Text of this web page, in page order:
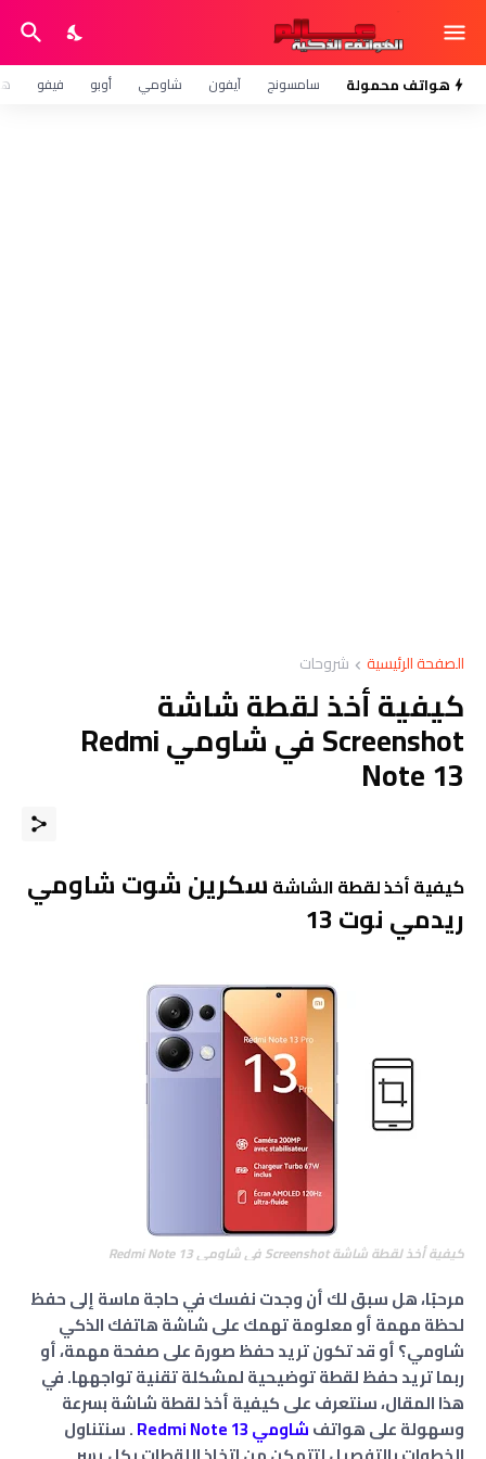
هواتف محمولة سامسونج آيفون شاومي أوبو فيفو
الصفحة الرئيسية شروحات
كيفية أخذ لقطة شاشة
Screenshot في شاومي Redmi
Note 13
كيفية أخذ لقطة الشاشة سكرين شوت شاومي
ريدمي نوت 13
كيفية أخذ لقطة شاشة Screenshot في شاومي Redmi Note 13
مرحبًا،هل سبق لك أن وجدت نفسك في حاجة ماسة إلى حفظ
لحظة مهمة أو معلومة تهمك على شاشة هاتفك الذكي
شاومي؟ أو قد تكون تريد حفظ صورة على صفحة مهمة، أو
ربما تريد حفظ لقطة توضيحية لمشكلة تقنية تواجهها. في
هذا المقال، سنتعرف على كيفية أخذ لقطة شاشة بسرعة
وسهولة على هواتفشاوميRedmi Note 13. سنتناول